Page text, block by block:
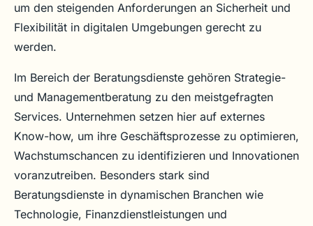
um den steigenden Anforderungen an Sicherheit und
Flexibilität in digitalen Umgebungen gerecht zu
werden.
Im Bereich der Beratungsdienste gehören Strategie-
und Managementberatung zu den meistgefragten
Services. Unternehmen setzen hier auf externes
Know-how, um ihre Geschäftsprozesse zu optimieren,
Wachstumschancen zu identifizieren und Innovationen
voranzutreiben. Besonders stark sind
Beratungsdienste in dynamischen Branchen wie
Technologie, Finanzdienstleistungen und